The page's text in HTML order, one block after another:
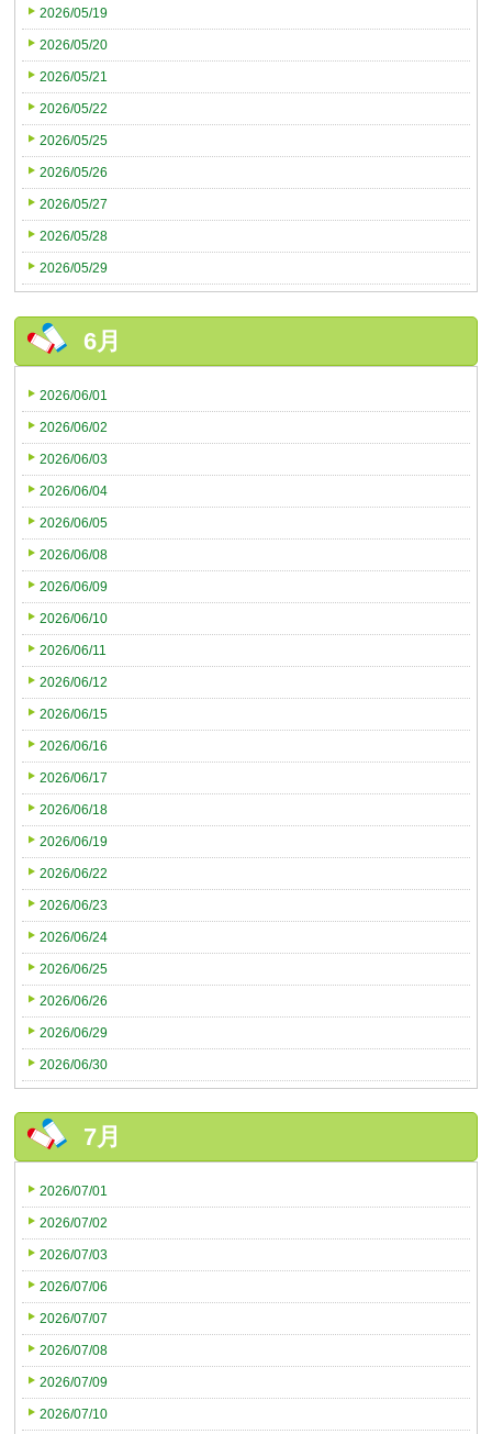
2026/05/19
2026/05/20
2026/05/21
2026/05/22
2026/05/25
2026/05/26
2026/05/27
2026/05/28
2026/05/29
6月
2026/06/01
2026/06/02
2026/06/03
2026/06/04
2026/06/05
2026/06/08
2026/06/09
2026/06/10
2026/06/11
2026/06/12
2026/06/15
2026/06/16
2026/06/17
2026/06/18
2026/06/19
2026/06/22
2026/06/23
2026/06/24
2026/06/25
2026/06/26
2026/06/29
2026/06/30
7月
2026/07/01
2026/07/02
2026/07/03
2026/07/06
2026/07/07
2026/07/08
2026/07/09
2026/07/10